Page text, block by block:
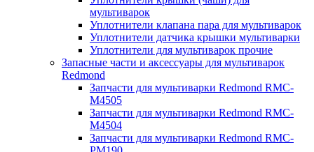
мультиварок
Уплотнители клапана пара для мультиварок
Уплотнители датчика крышки мультиварки
Уплотнители для мультиварок прочие
Запасные части и аксессуары для мультиварок
Redmond
Запчасти для мультиварки Redmond RMC-
M4505
Запчасти для мультиварки Redmond RMC-
M4504
Запчасти для мультиварки Redmond RMC-